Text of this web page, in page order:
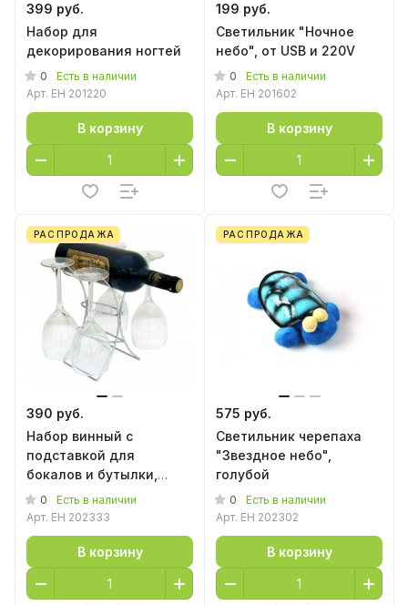
399 руб.
Набор для
декорирования ногтей
0
Есть в наличии
Арт. EH 201220
В корзину
199 руб.
Светильник "Ночное
небо", от USB и 220V
0
Есть в наличии
Арт. EH 201602
В корзину
РАСПРОДАЖА
390 руб.
Набор винный с
подставкой для
бокалов и бутылки,
металл
0
Есть в наличии
Арт. EH 202333
В корзину
РАСПРОДАЖА
575 руб.
Светильник черепаха
"Звездное небо",
голубой
0
Есть в наличии
Арт. EH 202302
В корзину